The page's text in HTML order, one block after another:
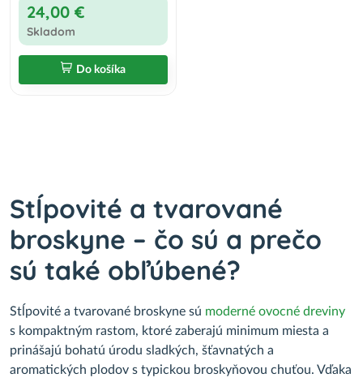
24,00 €
Skladom
Do košíka
Stĺpovité a tvarované
broskyne – čo sú a prečo
sú také obľúbené?
Stĺpovité a tvarované broskyne sú moderné ovocné dreviny
s kompaktným rastom, ktoré zaberajú minimum miesta a
prinášajú bohatú úrodu sladkých, šťavnatých a
aromatických plodov s typickou broskyňovou chuťou. Vďaka